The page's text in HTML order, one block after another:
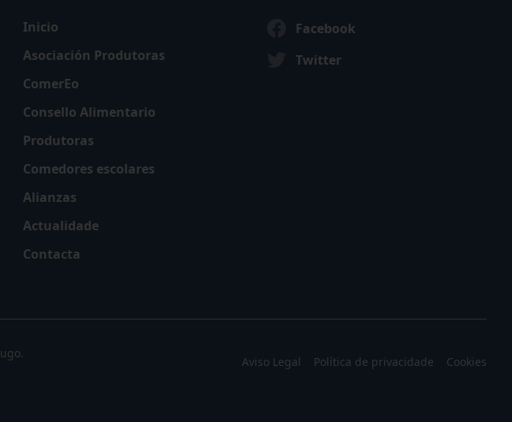
Inicio
Asociación Produtoras
ComerEo
Consello Alimentario
Produtoras
Comedores escolares
Alianzas
Actualidade
Contacta
Facebook
Twitter
Aviso Legal Política de privacidade Cookies